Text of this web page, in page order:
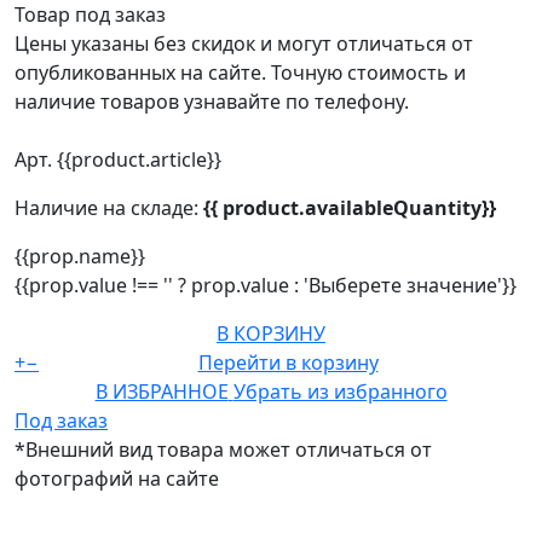
Товар под заказ
Цены указаны без скидок и могут отличаться от
опубликованных на сайте. Точную стоимость и
наличие товаров узнавайте по телефону.
Арт. {{product.article}}
Наличие на складе: {{ product.availableQuantity}}
{{prop.name}}
{{prop.value !== '' ? prop.value : 'Выберете значение'}}
В КОРЗИНУ
+−
Перейти в корзину
В ИЗБРАННОЕ Убрать из избранного
Под заказ
*Внешний вид товара может отличаться от
фотографий на сайте